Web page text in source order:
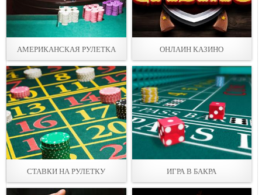
АМЕРИКАНСКАЯ РУЛЕТКА ОНЛАИН КАЗИНО
СТАВКИ НА РУЛЕТКУ ИГРА В БАКРА